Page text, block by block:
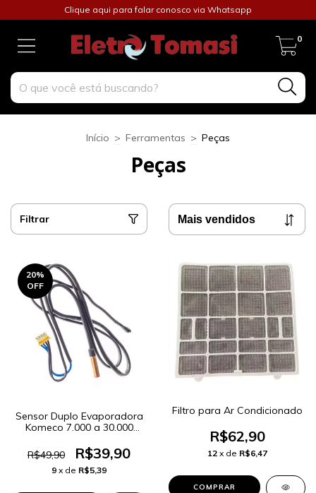
Clique aqui para falar conosco via Whatsapp
0
Início > Ferramentas > Peças
Peças
Filtrar
20%
OFF
Sensor Duplo Evaporadora
Komeco 7.000 a 30.000
MXS, LTS
R$49,90 R$39,90
9 x de R$5,39
Filtro para Ar Condicionado
R$62,90
12 x de R$6,47